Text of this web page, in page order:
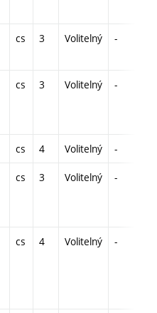
cs 3 Volitelný -
cs 3 Volitelný -
cs 4 Volitelný -
cs 3 Volitelný -
cs 4 Volitelný -